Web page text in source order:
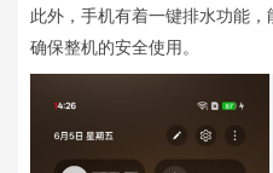
此外，手机有着一键排水功能
确保整机的安全使用。